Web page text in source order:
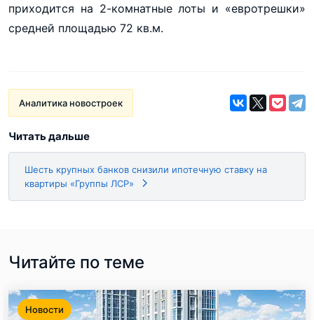
приходится на 2-комнатные лоты и «евротрешки»
средней площадью 72 кв.м.
Аналитика новостроек
Читать дальше
Шесть крупных банков снизили ипотечную ставку на
квартиры «Группы ЛСР»
Читайте по теме
Новости